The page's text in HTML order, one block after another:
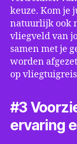
keuze. Kom je
natuurlijk ook
vliegveld van
samen met je
worden
op
#3
ervaring